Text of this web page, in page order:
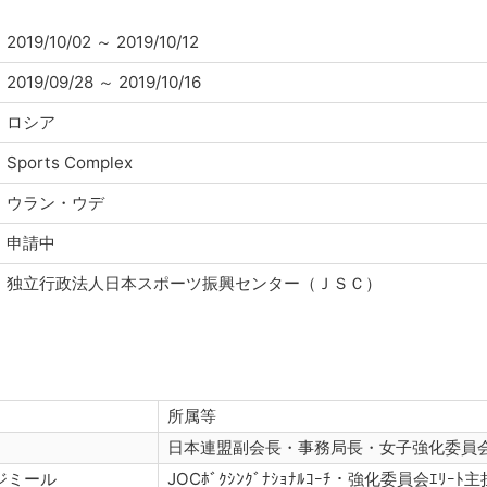
2019/10/02 ～ 2019/10/12
2019/09/28～ 2019/10/16
ロシア
Sports Complex
ウラン・ウデ
申請中
独立行政法人日本スポーツ振興センター（ＪＳＣ）
所属等
日本連盟副会長・事務局長・女子強化委員
ール
JOCﾎﾞｸｼﾝｸﾞﾅｼｮﾅﾙｺｰﾁ・強化委員会ｴﾘｰﾄ主